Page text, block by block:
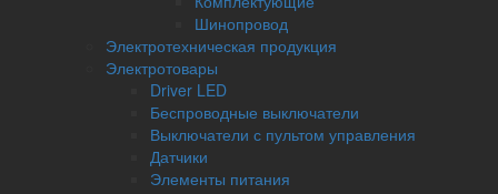
Шинопровод
Электротехническая продукция
Электротовары
Driver LED
Беспроводные выключатели
Выключатели с пультом управления
Датчики
Элементы питания